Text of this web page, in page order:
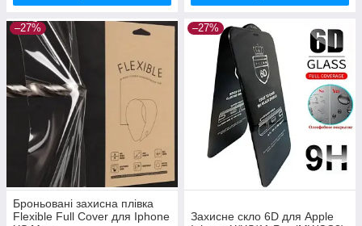
–27%
Броньовані захисна плівка
Flexible Full Cover для Iphone
–27%
Захисне скло 6D для Apple